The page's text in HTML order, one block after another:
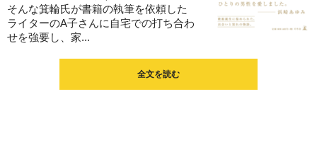
そんな箕輪氏が書籍の執筆を依頼した
ライターのA子さんに自宅での打ち合わ
せを強要し、家...
全文を読む